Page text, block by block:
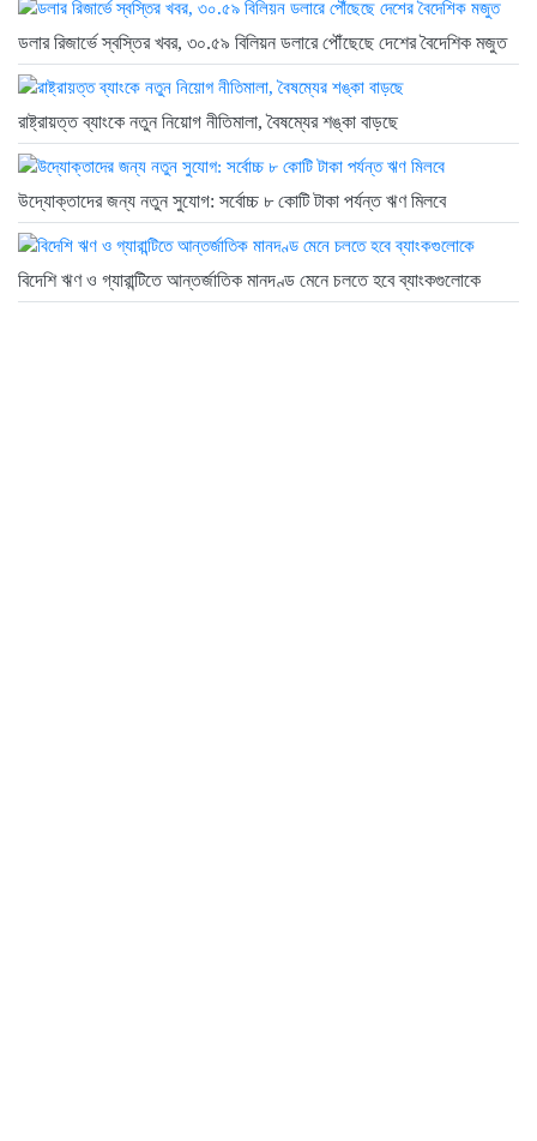
ডলার রিজার্ভে স্বস্তির খবর, ৩০.৫৯ বিলিয়ন ডলারে পৌঁছেছে দেশের বৈদেশিক মজুত
রাষ্ট্রায়ত্ত ব্যাংকে নতুন নিয়োগ নীতিমালা, বৈষম্যের শঙ্কা বাড়ছে
উদ্যোক্তাদের জন্য নতুন সুযোগ: সর্বোচ্চ ৮ কোটি টাকা পর্যন্ত ঋণ মিলবে
বিদেশি ঋণ ও গ্যারান্টিতে আন্তর্জাতিক মানদণ্ড মেনে চলতে হবে ব্যাংকগুলোকে